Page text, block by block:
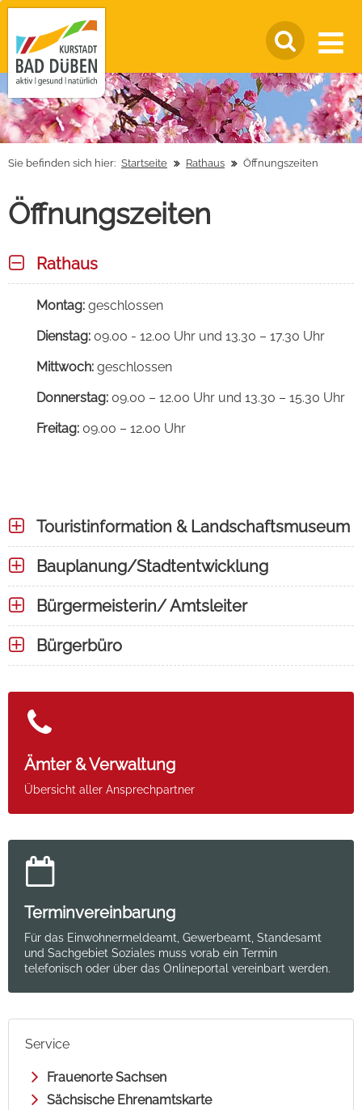
Sie befinden sich hier: Startseite Rathaus Öffnungszeiten
Öffnungszeiten
Rathaus
Montag: geschlossen
Dienstag: 09.00 - 12.00 Uhr und 13.30 – 17.30 Uhr
Mittwoch: geschlossen
Donnerstag: 09.00 – 12.00 Uhr und 13.30 – 15.30 Uhr
Freitag: 09.00 – 12.00 Uhr
Touristinformation & Landschaftsmuseum
Bauplanung/Stadtentwicklung
Bürgermeisterin/ Amtsleiter
Bürgerbüro
Ämter & Verwaltung
Übersicht aller Ansprechpartner
Terminvereinbarung
Für das Einwohnermeldeamt, Gewerbeamt, Standesamt
und Sachgebiet Soziales muss vorab ein Termin
telefonisch oder über das Onlineportal vereinbart werden.
Service
Frauenorte Sachsen
Sächsische Ehrenamtskarte